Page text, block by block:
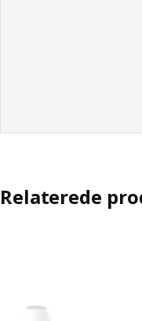
Relaterede